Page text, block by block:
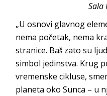
Sala
„U osnovi glavnog
nema početak, nema
stranice. Baš zato su
simbol jedinstva. Krug
vremenske cikluse,
planeta oko Sunca – u